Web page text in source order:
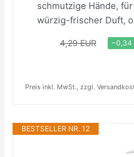
schmutzige Hände,
würzig-frischer Duft,
4,29 EUR −0,34
Preis inkl. MwSt., zzgl.
BESTSELLER NR. 12